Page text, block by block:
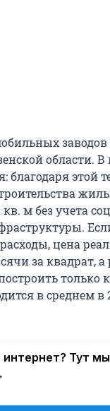
области. В
благодаря этой
м без учета
цена
за квадрат, а
только
в среднем в
Тут